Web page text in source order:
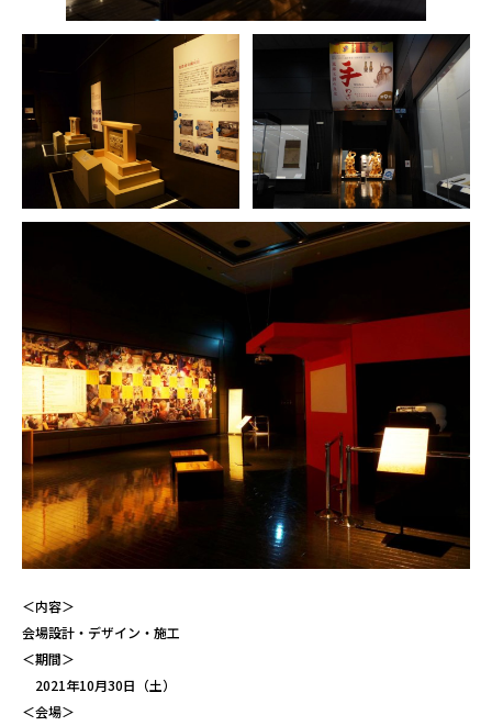
＜内容＞
会場設計・デザイン・施工
＜期間＞
2021年10月30日（土）
＜会場＞